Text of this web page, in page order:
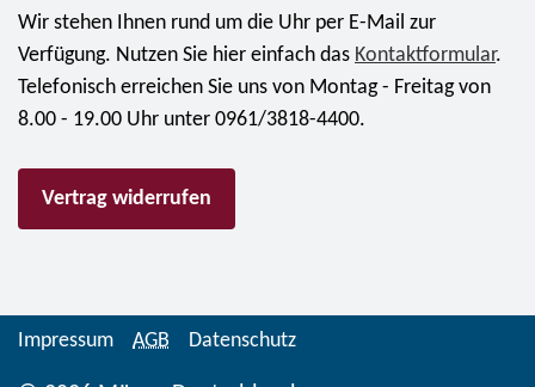
u
c
k
m
n
2
Wir stehen Ihnen rund um die Uhr per E-Mail zur
Verfügung. Nutzen Sie hier einfach das Kontaktformular.
Telefonisch erreichen Sie uns von Montag - Freitag von
8.00 - 19.00 Uhr unter 0961/3818-4400.
Vertrag widerrufen
Impressum AGB Datenschutz